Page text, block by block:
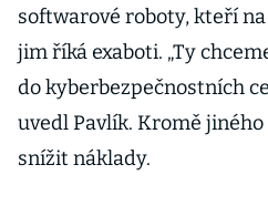
softwarové roboty, kteří
jim říká exaboti. „Ty
do kyberbezpečnostních
uvedl Pavlík. Kromě
snížit náklady.